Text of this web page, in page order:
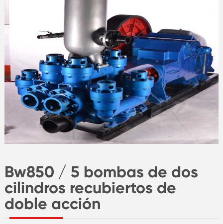
Bw850 / 5 bombas de dos
cilindros recubiertos de
doble acción